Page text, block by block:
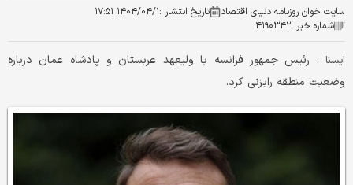
سایت خوان روزنامه دنیای اقتصاد تاریخ انتشار :۱۴۰۴/۰۴/۱ ۱۷:۵۱
شماره خبر :۴۱۹۰۳۴۲
ايسنا : رئیس جمهور فرانسه با ولیعهد عربستان و پادشاه عمان درباره
وضعیت منطقه رایزنی کرد.